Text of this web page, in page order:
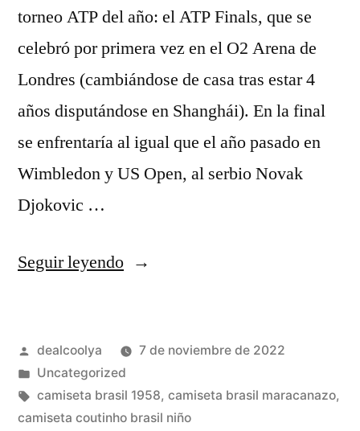
torneo ATP del año: el ATP Finals, que se
celebró por primera vez en el O2 Arena de
Londres (cambiándose de casa tras estar 4
años disputándose en Shanghái). En la final
se enfrentaría al igual que el año pasado en
Wimbledon y US Open, al serbio Novak
Djokovic …
Seguir leyendo«brasil
numero»
Publicado
por
dealcoolya
7 de noviembre de 2022
Publicado
en
Uncategorized
Etiquetas:
camiseta brasil 1958, camiseta brasil maracanazo,
camiseta coutinho brasil niño